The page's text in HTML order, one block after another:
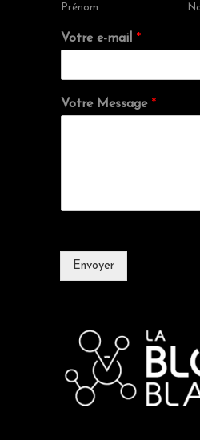
Prénom
Votre e-mail *
Votre Message *
Envoyer